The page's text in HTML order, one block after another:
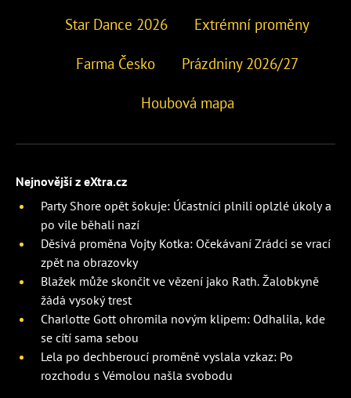
Star Dance 2026 Extrémní proměny
Farma Česko Prázdniny 2026/27
Houbová mapa
Nejnovější z eXtra.cz
Party Shore opět šokuje: Účastníci plnili oplzlé úkoly a
po vile běhali nazí
Děsivá proměna Vojty Kotka: Očekávaní Zrádci se vrací
zpět na obrazovky
Blažek může skončit ve vězení jako Rath. Žalobkyně
žádá vysoký trest
Charlotte Gott ohromila novým klipem: Odhalila, kde
se cítí sama sebou
Lela po dechberoucí proměně vyslala vzkaz: Po
rozchodu s Vémolou našla svobodu